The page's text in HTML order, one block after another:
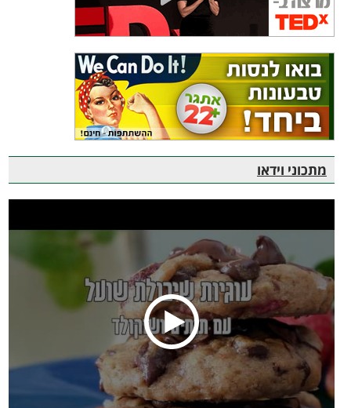
מתכוני וידאו